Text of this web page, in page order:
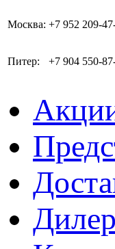
Москва: +7 952 209-
Питер: +7 904 550-